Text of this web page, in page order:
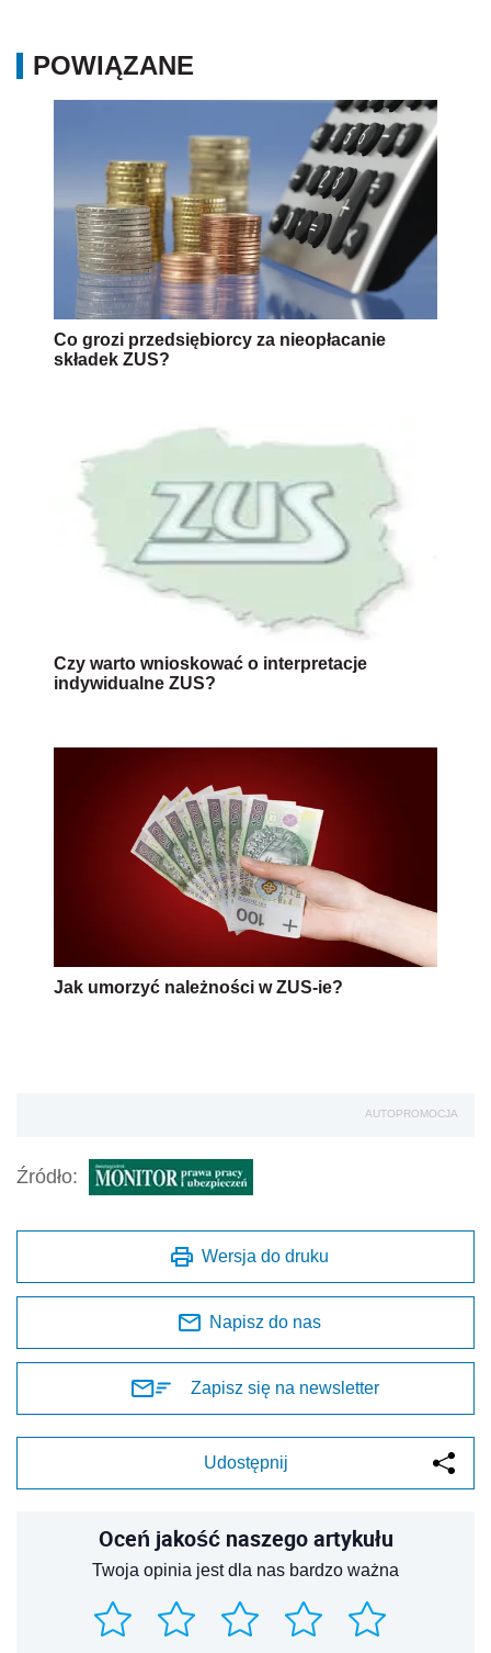
POWIĄZANE
Co grozi przedsiębiorcy za nieopłacanie
składek ZUS?
Czy warto wnioskować o interpretacje
indywidualne ZUS?
Jak umorzyć należności w ZUS-ie?
AUTOPROMOCJA
Źródło:
Wersja do druku
Napisz do nas
Zapisz się na newsletter
Udostępnij
Oceń jakość naszego artykułu
Twoja opinia jest dla nas bardzo ważna